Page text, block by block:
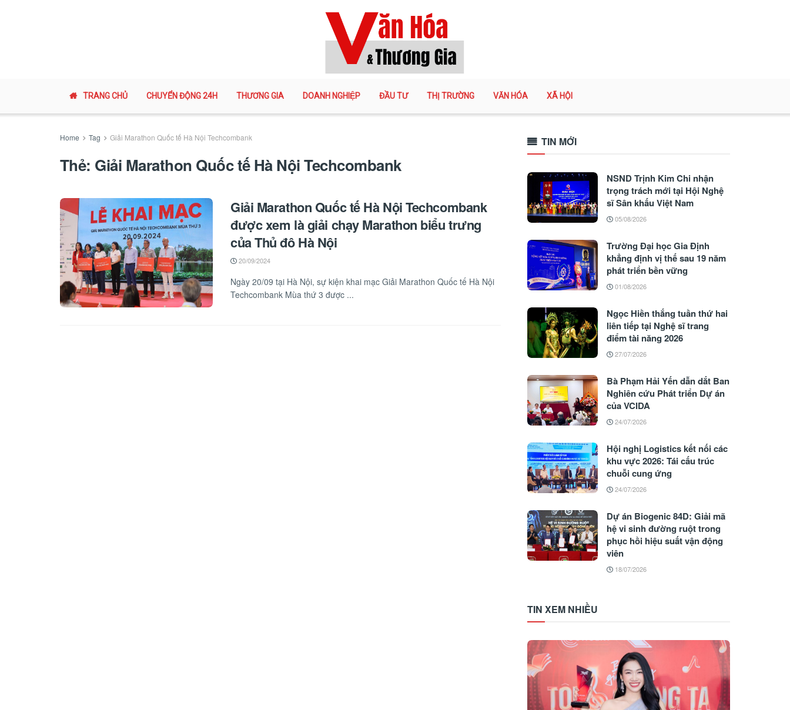
TRANG CHỦ CHUYỂN ĐỘNG 24H THƯƠNG GIA DOANH NGHIỆP ĐẦU TƯ THỊ TRƯỜNG VĂN HÓA XÃ HỘI
Home Tag Giải Marathon Quốc tế Hà Nội Techcombank
Thẻ: Giải Marathon Quốc tế Hà Nội Techcombank
Giải Marathon Quốc tế Hà Nội Techcombank
được xem là giải chạy Marathon biểu trưng
của Thủ đô Hà Nội
20/09/2024
Ngày 20/09 tại Hà Nội, sự kiện khai mạc Giải Marathon Quốc tế Hà Nội
Techcombank Mùa thứ 3 được ...
TIN MỚI
NSND Trịnh Kim Chi nhận
trọng trách mới tại Hội Nghệ
sĩ Sân khấu Việt Nam
05/08/2026
Trường Đại học Gia Định
khẳng định vị thế sau 19 năm
phát triển bền vững
01/08/2026
Ngọc Hiền thắng tuần thứ hai
liên tiếp tại Nghệ sĩ trang
điểm tài năng 2026
27/07/2026
Bà Phạm Hải Yến dẫn dắt Ban
Nghiên cứu Phát triển Dự án
của VCIDA
24/07/2026
Hội nghị Logistics kết nối các
khu vực 2026: Tái cấu trúc
chuỗi cung ứng
24/07/2026
Dự án Biogenic 84D: Giải mã
hệ vi sinh đường ruột trong
phục hồi hiệu suất vận động
viên
18/07/2026
TIN XEM NHIỀU